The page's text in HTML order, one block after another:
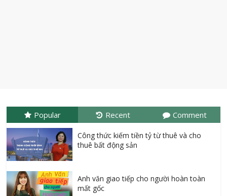
Popular Recent Comment
Công thức kiếm tiền tỷ từ thuê và cho
thuê bất động sản
Anh văn giao tiếp cho người hoàn toàn
mất gốc